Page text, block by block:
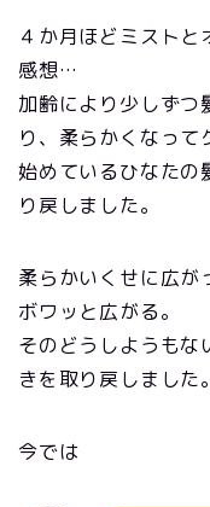
４か月ほどミスト
感想…
加齢により少しずつ
り、柔らかくなって
始めているひなたの
り戻しました。
柔らかいくせに広が
ボワッと広がる。
そのどうしようもな
きを取り戻しました。
今では